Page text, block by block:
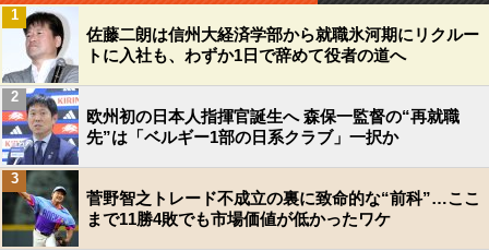
佐藤二朗は信州大経済学部から就職氷河期にリクルー
トに入社も、わずか1日で辞めて役者の道へ
1
欧州初の日本人指揮官誕生へ 森保一監督の“再就職
先”は「ベルギー1部の日系クラブ」一択か
2
菅野智之トレード不成立の裏に致命的な“前科”…ここ
まで11勝4敗でも市場価値が低かったワケ
3